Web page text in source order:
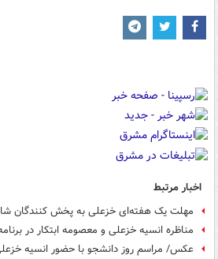
اخبار مرتبط
مهلت یک هفته‌ای خزعلی به پخش کنندگان
مناظره انسیه خزعلی و معصومه ابتکار در
عکس/ مراسم روز دانشجو با حضور انسیه